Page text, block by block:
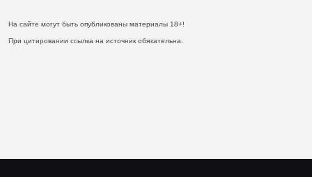
На сайте могут быть опубликованы материалы 18+!
При цитировании ссылка на источник обязательна.